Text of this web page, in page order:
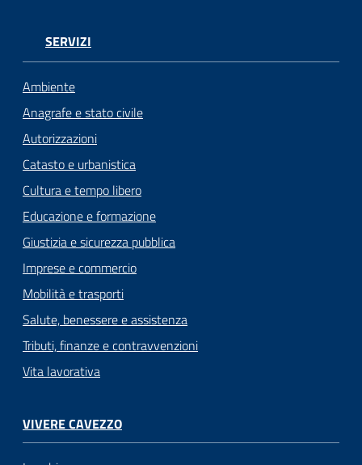
SERVIZI
Ambiente
Anagrafe e stato civile
Autorizzazioni
Catasto e urbanistica
Cultura e tempo libero
Educazione e formazione
Giustizia e sicurezza pubblica
Imprese e commercio
Mobilità e trasporti
Salute, benessere e assistenza
Tributi, finanze e contravvenzioni
Vita lavorativa
VIVERE CAVEZZO